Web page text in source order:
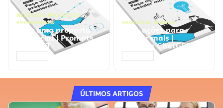
NEGÓCIOS, PROCESSOS
EMPRESARIAIS
Faça uma proposta
comercial | Prompts
ChatGPT
NEGÓCIOS, VENDAS
Faça ações para
vender mais |
Prompts ChatGPT
ÚLTIMOS ARTIGOS